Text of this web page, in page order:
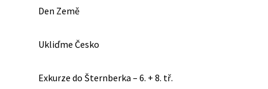
Den Země
Ukliďme Česko
Exkurze do Šternberka – 6. + 8. tř.